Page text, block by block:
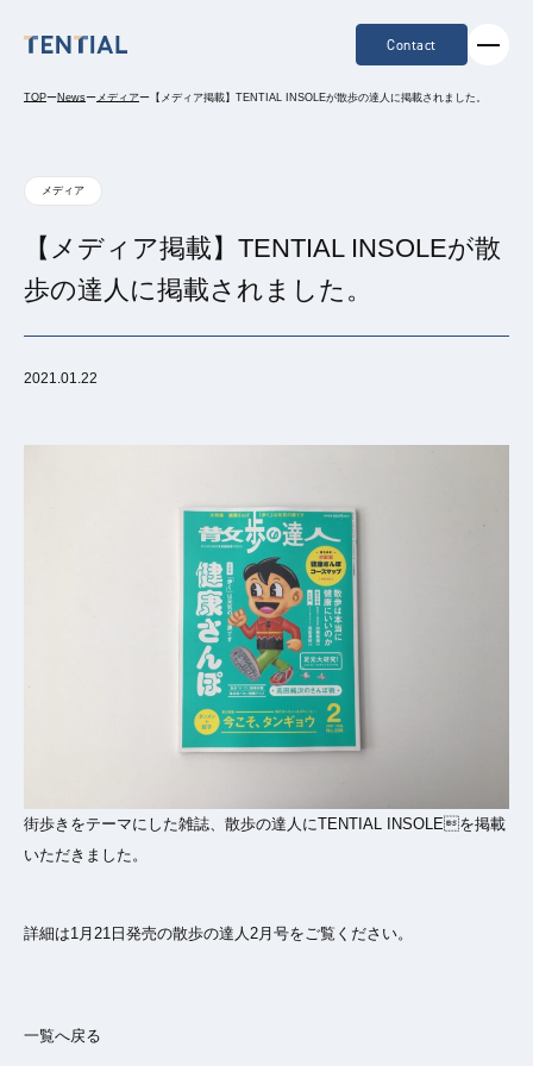
Contact
TOPーNewsーメディアー 【メディア掲載】TENTIAL INSOLEが散歩の達人に掲載されました。
メディア
【メディア掲載】TENTIAL INSOLEが散
歩の達人に掲載されました。
2021.01.22
街歩きをテーマにした雑誌、散歩の達人にTENTIAL INSOLEを掲載
いただきました。
詳細は1月21日発売の散歩の達人2月号をご覧ください。
一覧へ戻る